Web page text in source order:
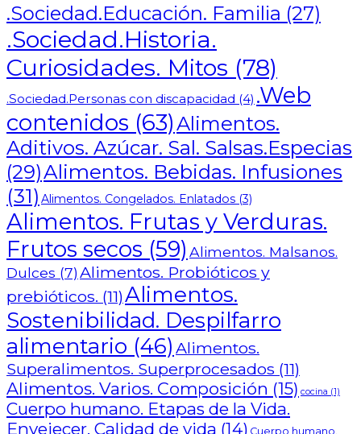
.Sociedad.Educación. Familia (27)
.Sociedad.Historia.
Curiosidades. Mitos (78)
.Sociedad.Personas con discapacidad (4) .Web
contenidos (63)Alimentos.
Aditivos. Azúcar. Sal. Salsas.Especias
(29)Alimentos. Bebidas. Infusiones
(31) Alimentos. Congelados. Enlatados (3)
Alimentos. Frutas y Verduras.
Frutos secos (59) Alimentos. Malsanos.
Dulces (7)Alimentos. Probióticos y
prebióticos. (11)Alimentos.
Sostenibilidad. Despilfarro
alimentario (46) Alimentos.
Superalimentos. Superprocesados (11)
Alimentos. Varios. Composición (15) cocina (1)
Cuerpo humano. Etapas de la Vida.
Envejecer. Calidad de vida (14) Cuerpo humano.